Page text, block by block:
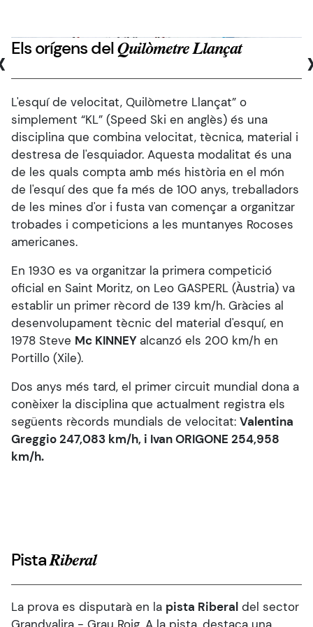
Els orígens del Quilòmetre Llançat
L'esquí de velocitat, Quilòmetre Llançat” o
simplement “KL” (Speed Ski en anglès) és una
disciplina que combina velocitat, tècnica, material i
destresa de l'esquiador. Aquesta modalitat és una
de les quals compta amb més història en el món
de l'esquí des que fa més de 100 anys, treballadors
de les mines d'or i fusta van començar a organitzar
trobades i competicions a les muntanyes Rocoses
americanes.
En 1930 es va organitzar la primera competició
oficial en Saint Moritz, on Leo GASPERL (Àustria) va
establir un primer rècord de 139 km/h. Gràcies al
desenvolupament tècnic del material d'esquí, en
1978 Steve Mc KINNEYalcanzó els 200 km/h en
Portillo (Xile).
Dos anys més tard, el primer circuit mundial dona a
conèixer la disciplina que actualment registra els
següents rècords mundials de velocitat: Valentina
Greggio 247,083 km/h, i Ivan ORIGONE 254,958
km/h.
PistaRiberal
La prova es disputarà en la pista Riberal del sector